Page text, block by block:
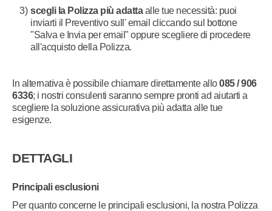
scegli la Polizza più adattaalle tue necessità: puoi
inviarti il Preventivo sull' email cliccando sul bottone
"Salva e Invia per email" oppure scegliere di procedere
all'acquisto della Polizza.
In alternativa è possibile chiamare direttamente allo085 / 906
6336; i nostri consulenti saranno sempre pronti ad aiutarti a
scegliere la soluzione assicurativa più adatta alle tue
esigenze.
DETTAGLI
Principali esclusioni
Per quanto concerne le principali esclusioni, la nostra Polizza